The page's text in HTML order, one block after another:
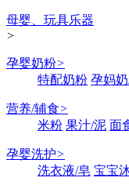
母婴、玩具乐器
>
孕婴奶粉>
特配奶粉 孕妈
营养/辅食>
米粉 果汁/泥 面
孕婴洗护>
洗衣液/皂 宝宝